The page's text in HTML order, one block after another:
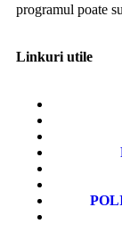
programul poate
Linkuri utile